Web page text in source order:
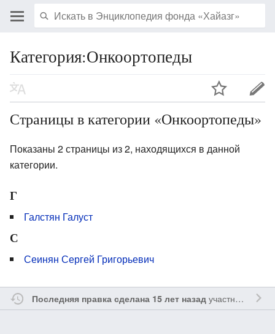
Категория:Онкоортопеды
Страницы в категории «Онкоортопеды»
Показаны 2 страницы из 2, находящихся в данной
категории.
Г
Галстян Галуст
С
Сеинян Сергей Григорьевич
Последняя правка сделана 15 лет назадучастником